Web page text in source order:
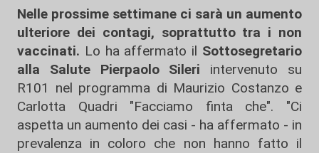
Nelle prossime settimane ci sarà un aumento
ulteriore dei contagi, soprattutto tra i non
vaccinati. Lo ha affermato il Sottosegretario
alla Salute Pierpaolo Sileri intervenuto su
R101 nel programma di Maurizio Costanzo e
Carlotta Quadri "Facciamo finta che". "Ci
aspetta un aumento dei casi - ha affermato - in
prevalenza in coloro che non hanno fatto il